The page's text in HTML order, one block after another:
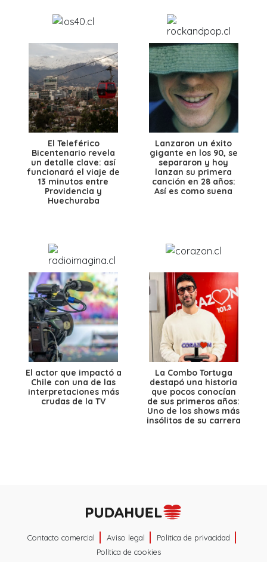
El Teleférico
Bicentenario revela
un detalle clave: así
funcionará el viaje de
13 minutos entre
Providencia y
Huechuraba
Lanzaron un éxito
gigante en los 90, se
separaron y hoy
lanzan su primera
canción en 28 años:
Así es como suena
El actor que impactó a
Chile con una de las
interpretaciones más
crudas de la TV
La Combo Tortuga
destapó una historia
que pocos conocían
de sus primeros años:
Uno de los shows más
insólitos de su carrera
Contacto comercial Aviso legal
Política de privacidad
Política de cookies